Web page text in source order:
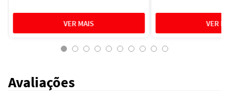
Avaliações